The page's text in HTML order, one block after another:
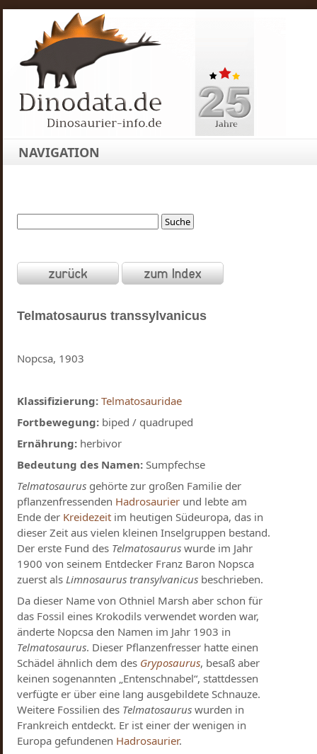
NAVIGATION
Telmatosaurus transsylvanicus
Nopcsa, 1903
Klassifizierung: Telmatosauridae
Fortbewegung: biped / quadruped
Ernährung: herbivor
Bedeutung des Namen: Sumpfechse
Telmatosaurus gehörte zur großen Familie der
pflanzenfressenden Hadrosaurier und lebte am
Ende der Kreidezeit im heutigen Südeuropa, das in
dieser Zeit aus vielen kleinen Inselgruppen bestand.
Der erste Fund des Telmatosaurus wurde im Jahr
1900 von seinem Entdecker Franz Baron Nopsca
zuerst alsLimnosaurus transylvanicus beschrieben.
Da dieser Name von Othniel Marsh aber schon für
das Fossil eines Krokodils verwendet worden war,
änderte Nopcsa den Namen im Jahr 1903 in
Telmatosaurus. Dieser Pflanzenfresser hatte einen
Schädel ähnlich dem des Gryposaurus, besaß aber
keinen sogenannten „Entenschnabel“, stattdessen
verfügte er über eine lang ausgebildete Schnauze.
Weitere Fossilien des Telmatosaurus wurden in
Frankreich entdeckt. Er ist einer der wenigen in
Europa gefundenen Hadrosaurier.